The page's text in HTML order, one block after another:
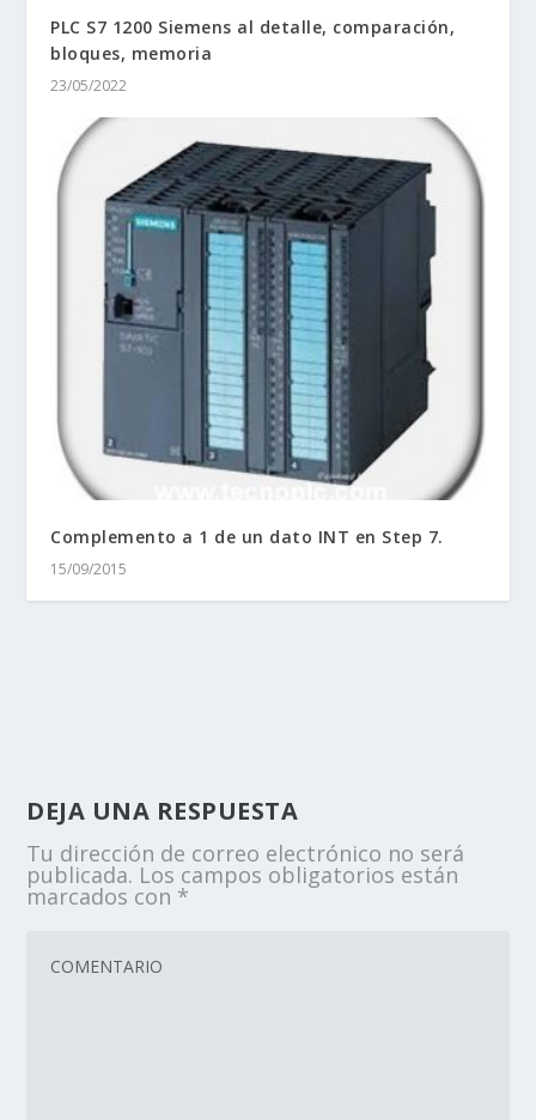
PLC S7 1200 Siemens al detalle, comparación,
bloques, memoria
23/05/2022
Complemento a 1 de un dato INT en Step 7.
15/09/2015
DEJA UNA RESPUESTA
Tu dirección de correo electrónico no será
publicada. Los campos obligatorios están
marcados con *